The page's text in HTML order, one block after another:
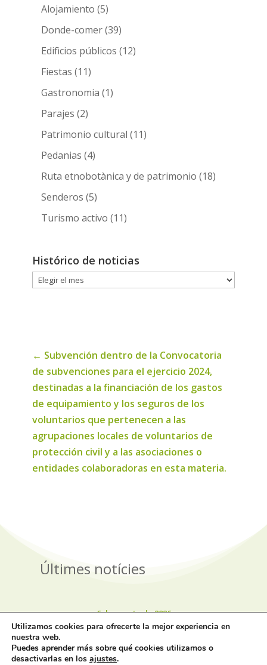
Alojamiento (5)
Donde-comer(39)
Edificios públicos (12)
Fiestas (11)
Gastronomia (1)
Parajes (2)
Patrimonio cultural (11)
Pedanias (4)
Ruta etnobotànica y de patrimonio (18)
Senderos (5)
Turismo activo (11)
Histórico de noticias
Histórico
← Subvención dentro de la Convocatoria
de subvenciones para el ejercicio 2024,
destinadas a la financiación de los gastos
de equipamiento y los seguros de los
voluntarios que pertenecen a las
agrupaciones locales de voluntarios de
protección civil y a las asociaciones o
entidades colaboradoras en esta materia.
Últimes notícies
6 de agosto de 2026
Utilizamos cookies para ofrecerte la mejor experiencia en
nuestra web.
Puedes aprender más sobre qué cookies utilizamos o
desactivarlas en los ajustes.